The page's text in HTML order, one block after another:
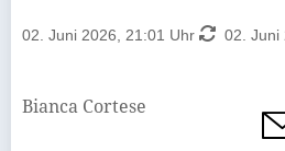
02. Juni 2026, 21:01 Uhr 02. Juni
Bianca Cortese